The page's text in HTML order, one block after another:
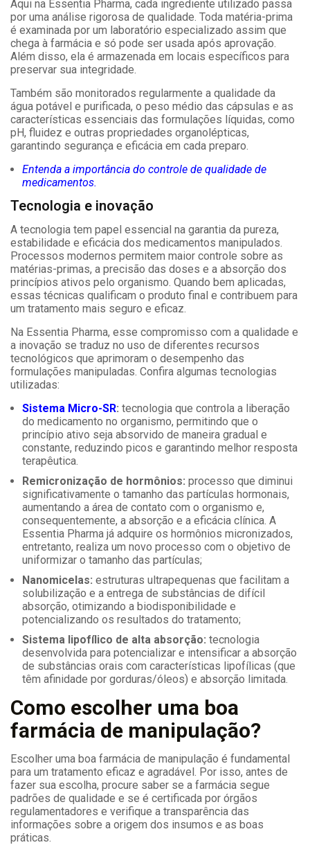
Aqui na Essentia Pharma, cada ingrediente utilizado passa
por uma análise rigorosa de qualidade. Toda matéria-prima
é examinada por um laboratório especializado assim que
chega à farmácia e só pode ser usada após aprovação.
Além disso, ela é armazenada em locais específicos para
preservar sua integridade.
Também são monitorados regularmente a qualidade da
água potável e purificada, o peso médio das cápsulas e as
características essenciais das formulações líquidas, como
pH, fluidez e outras propriedades organolépticas,
garantindo segurança e eficácia em cada preparo.
Entenda a importância do controle de qualidade de
medicamentos.
Tecnologia e inovação
A tecnologia tem papel essencial na garantia da pureza,
estabilidade e eficácia dos medicamentos manipulados.
Processos modernos permitem maior controle sobre as
matérias-primas, a precisão das doses e a absorção dos
princípios ativos pelo organismo. Quando bem aplicadas,
essas técnicas qualificam o produto final e contribuem para
um tratamento mais seguro e eficaz.
Na Essentia Pharma, esse compromisso com a qualidade e
a inovação se traduz no uso de diferentes recursos
tecnológicos que aprimoram o desempenho das
formulações manipuladas. Confira algumas tecnologias
utilizadas:
Sistema Micro-SR: tecnologia que controla a liberação
do medicamento no organismo, permitindo que o
princípio ativo seja absorvido de maneira gradual e
constante, reduzindo picos e garantindo melhor resposta
terapêutica.
Remicronização de hormônios: processo que diminui
significativamente o tamanho das partículas hormonais,
aumentando a área de contato com o organismo e,
consequentemente, a absorção e a eficácia clínica. A
Essentia Pharma já adquire os hormônios micronizados,
entretanto, realiza um novo processo com o objetivo de
uniformizar o tamanho das partículas;
Nanomicelas: estruturas ultrapequenas que facilitam a
solubilização e a entrega de substâncias de difícil
absorção, otimizando a biodisponibilidade e
potencializando os resultados do tratamento;
Sistema lipofílico de alta absorção: tecnologia
desenvolvida para potencializar e intensificar a absorção
de substâncias orais com características lipofílicas (que
têm afinidade por gorduras/óleos) e absorção limitada.
Como escolher uma boa
farmácia de manipulação?
Escolher uma boa farmácia de manipulação é fundamental
para um tratamento eficaz e agradável. Por isso, antes de
fazer sua escolha, procure saber se a farmácia segue
padrões de qualidade e se é certificada por órgãos
regulamentadores e verifique a transparência das
informações sobre a origem dos insumos e as boas
práticas.